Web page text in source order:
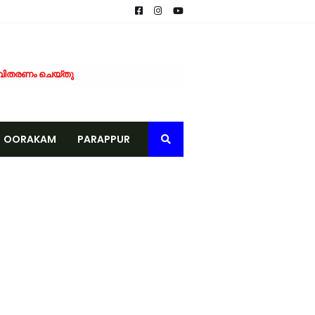
ചെയ്തു
വിവരാവകാശ കമ്മീഷന്റെ ഉത്തരവ്
കണ്ടെത്തി
മരുന്ന് വിതരണം നടത്തി
ചെയ്യണം; യൂത്ത് ലീഗ് പോലീസിൽ നിവേദനം നൽകി
കുതിച്ചുചാടി വിപണി
നേരിട്ടെത്തി
OORAKAM PARAPPUR